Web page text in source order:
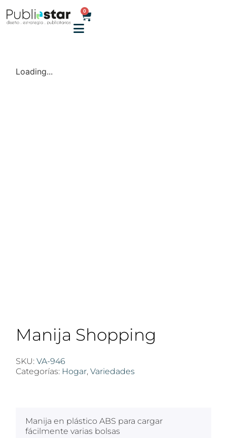
0
Loading...
Manija Shopping
SKU: VA-946
Categorías: Hogar, Variedades
Manija en plástico ABS para cargar
fácilmente varias bolsas